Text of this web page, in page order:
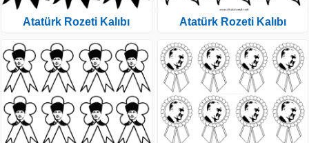
Atatürk Rozeti Kalıbı Atatürk Rozeti Kalıbı